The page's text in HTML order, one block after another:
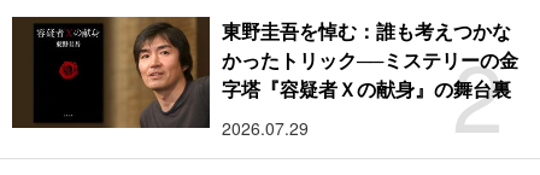
2
東野圭吾を悼む：誰も考えつかな
かったトリック──ミステリーの金
字塔『容疑者Ｘの献身』の舞台裏
2026.07.29